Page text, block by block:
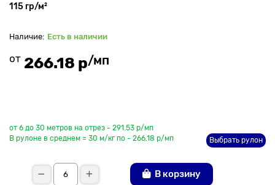
115 гр/м²
Есть в наличии
от 266.18 р/мп
от 6 до 30 метров на отрез - 291.53 р/мп
В рулоне в среднем = 30 м/кг по - 266.18 р/мп
Выбрать рулон
В корзину